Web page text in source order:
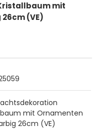
mit
(VE)
mit Ornamenten
26cm (VE)